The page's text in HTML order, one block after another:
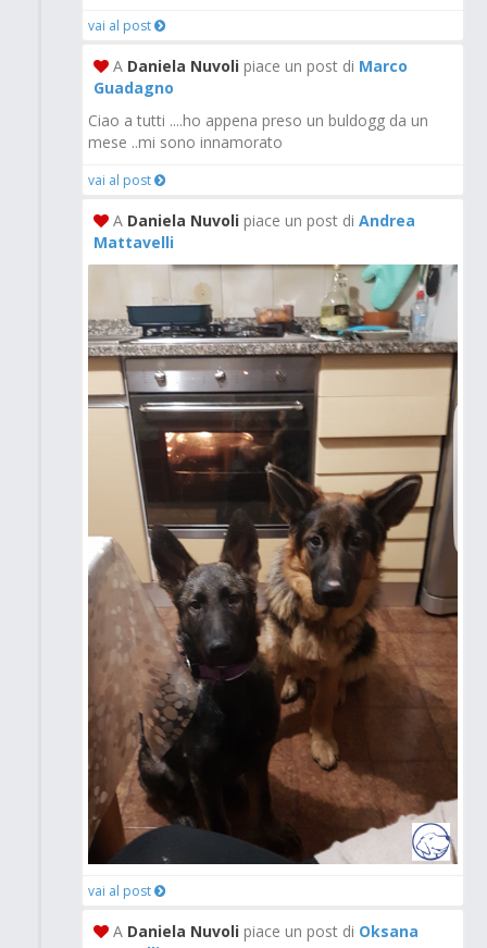
vai al post
A Daniela Nuvoli piace un post di Marco
Guadagno
Ciao a tutti ....ho appena preso un buldogg da un
mese ..mi sono innamorato
vai al post
A Daniela Nuvoli piace un post di Andrea
Mattavelli
vai al post
A Daniela Nuvoli piace un post di Oksana